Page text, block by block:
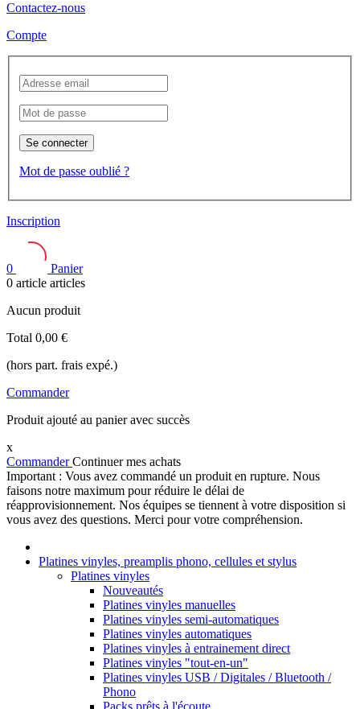
Contactez-nous
Compte
Se connecter
Mot de passe oublié ?
Inscription
0
Panier
0 article articles
Aucun produit
Total 0,00 €
(hors part. frais expé.)
Commander
Produit ajouté au panier avec succès
x
CommanderContinuer mes achats
Important : Vous avez commandé un produit en rupture. Nous
faisons notre maximum pour réduire le délai de
réapprovisionnement. Nos équipes se tiennent à votre disposition si
vous avez des questions. Merci pour votre compréhension.
Platines vinyles, preamplis phono, cellules et stylus
Platines vinyles
Nouveautés
Platines vinyles manuelles
Platines vinyles semi-automatiques
Platines vinyles automatiques
Platines vinyles à entrainement direct
Platines vinyles "tout-en-un"
Platines vinyles USB / Digitales / Bluetooth /
Phono
Packs prêts à l'écoute